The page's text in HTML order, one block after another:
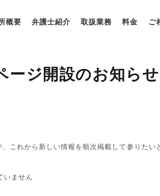
概要 弁護士紹介 取扱業務 料金 ご
ージ開設のお知らせ
これから新しい情報を順次掲載して参りたい
いません